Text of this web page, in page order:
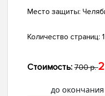
Место защиты:
Количество страниц:
Стоимость: 700 р.
до окончания